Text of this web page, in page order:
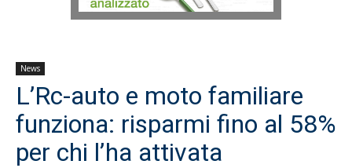
Salvagente
News
L’Rc-auto e moto familiare
funziona: risparmi fino al 58%
per chi l’ha attivata